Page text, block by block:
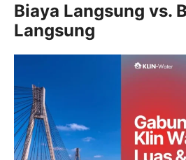
Biaya Langsung vs.
Langsung